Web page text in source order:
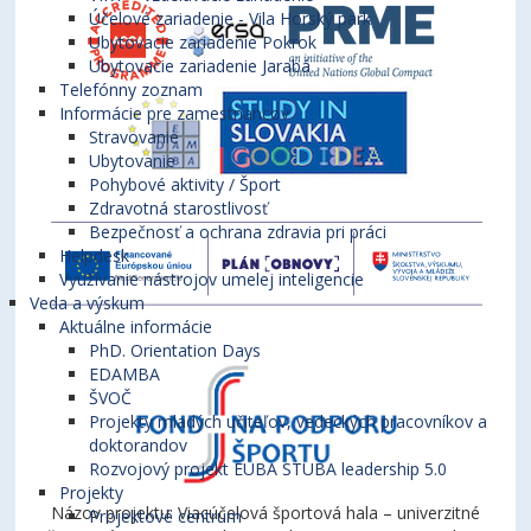
Účelové zariadenie - Vila Horský park
Ubytovacie zariadenie Pokrok
Ubytovacie zariadenie Jarabá
Telefónny zoznam
Informácie pre zamestnancov
Stravovanie
Ubytovanie
Pohybové aktivity / Šport
Zdravotná starostlivosť
Bezpečnosť a ochrana zdravia pri práci
Helpdesk
Využívanie nástrojov umelej inteligencie
Veda a výskum
Aktuálne informácie
PhD. Orientation Days
EDAMBA
ŠVOČ
Projekty mladých učiteľov, vedeckých pracovníkov a
doktorandov
Rozvojový projekt EUBA STUBA leadership 5.0
Projekty
Projektové centrum
Názov projektu: Viacúčelová športová hala – univerzitné